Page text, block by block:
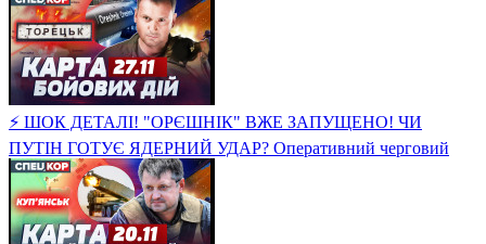
⚡ ШОК ДЕТАЛІ! "ОРЄШНІК" ВЖЕ ЗАПУЩЕНО! ЧИ
ПУТІН ГОТУЄ ЯДЕРНИЙ УДАР? Оперативний черговий